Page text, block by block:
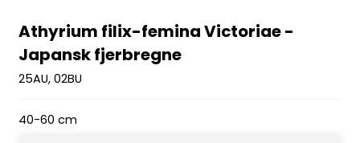
Athyrium filix-femina Victoriae -
Japansk fjerbregne
25AU, 02BU
40-60 cm